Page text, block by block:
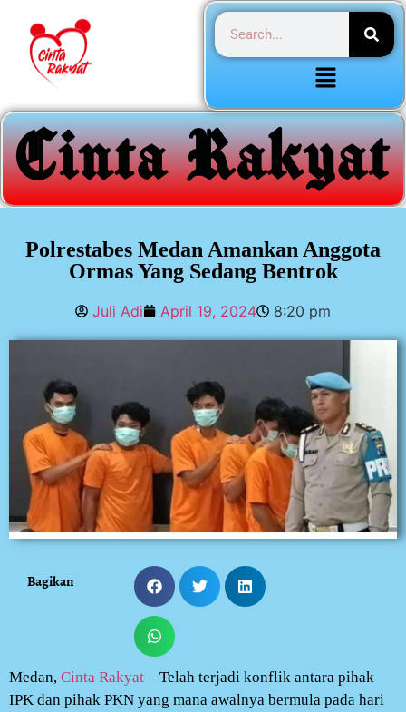
Polrestabes Medan Amankan Anggota
Ormas Yang Sedang Bentrok
Juli Adi April 19, 2024 8:20 pm
Bagikan
Medan, Cinta Rakyat – Telah terjadi konflik antara pihak
IPK dan pihak PKN yang mana awalnya bermula pada hari